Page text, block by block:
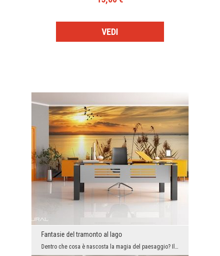
VEDI
Fantasie del tramonto al lago
Dentro che cosa è nascosta la magia del paesaggio? Il carta da parati con il motivo del lago in c...